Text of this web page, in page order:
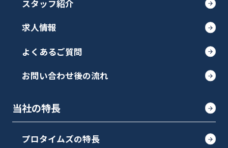
スタッフ紹介
求人情報
よくあるご質問
お問い合わせ後の流れ
当社の特長
プロタイムズの特長